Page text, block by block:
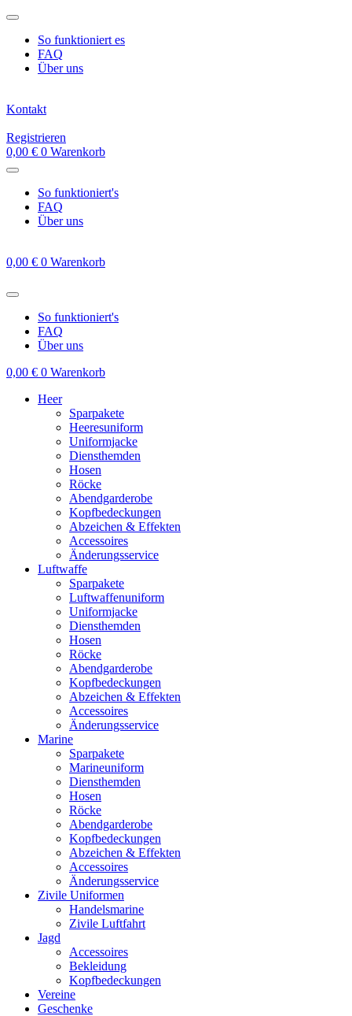
Zum
springenSo funktioniert es
FAQ
Über uns
Kontakt
Registrieren
0,00 € 0 Warenkorb
So funktioniert's
FAQ
Über uns
0,00 € 0 Warenkorb
So funktioniert's
FAQ
Über uns
0,00 € 0 Warenkorb
Heer
Sparpakete
Heeresuniform
Uniformjacke
Diensthemden
Hosen
Röcke
Abendgarderobe
Kopfbedeckungen
Abzeichen & Effekten
Accessoires
Änderungsservice
Luftwaffe
Sparpakete
Luftwaffenuniform
Uniformjacke
Diensthemden
Hosen
Röcke
Abendgarderobe
Kopfbedeckungen
Abzeichen & Effekten
Accessoires
Änderungsservice
Marine
Sparpakete
Marineuniform
Diensthemden
Hosen
Röcke
Abendgarderobe
Kopfbedeckungen
Abzeichen & Effekten
Accessoires
Änderungsservice
Zivile Uniformen
Handelsmarine
Zivile Luftfahrt
Jagd
Accessoires
Bekleidung
Kopfbedeckungen
Vereine
Geschenke